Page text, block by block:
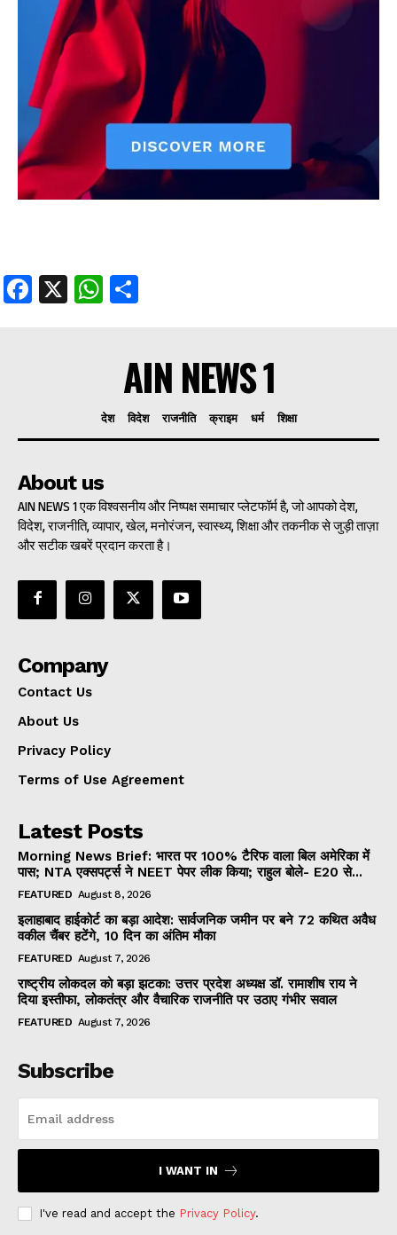
Facebook
X WhatsApp
Share
Facebook
X WhatsApp
AIN NEWS 1
देश विदेश राजनीति क्राइम धर्म शिक्षा
About us
AIN NEWS 1 एक विश्वसनीय और निष्पक्ष समाचार प्लेटफॉर्म है, जो आपको देश,
विदेश, राजनीति, व्यापार, खेल, मनोरंजन, स्वास्थ्य, शिक्षा और तकनीक से जुड़ी ताज़ा
और सटीक खबरें प्रदान करता है।
Company
Contact Us
About Us
Privacy Policy
Terms of Use Agreement
Latest Posts
Morning News Brief: भारत पर 100% टैरिफ वाला बिल अमेरिका में
पास; NTA एक्सपर्ट्स ने NEET पेपर लीक किया; राहुल बोले- E20 से...
FEATURED August 8, 2026
इलाहाबाद हाईकोर्ट का बड़ा आदेश: सार्वजनिक जमीन पर बने 72 कथित अवैध
वकील चैंबर हटेंगे, 10 दिन का अंतिम मौका
FEATURED August 7, 2026
राष्ट्रीय लोकदल को बड़ा झटका: उत्तर प्रदेश अध्यक्ष डॉ. रामाशीष राय ने
दिया इस्तीफा, लोकतंत्र और वैचारिक राजनीति पर उठाए गंभीर सवाल
FEATURED August 7, 2026
Subscribe
I WANT IN
I've read and accept the Privacy Policy.